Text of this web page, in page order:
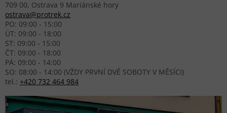
709 00, Ostrava 9 Mariánské hory
ostrava@protrek.cz
PO: 09:00 - 15:00
ÚT: 09:00 - 18:00
ST: 09:00 - 15:00
ČT: 09:00 - 18:00
PÁ: 09:00 - 14:00
SO: 08:00 - 14:00 (VŽDY PRVNÍ DVĚ SOBOTY V MĚSÍCI)
tel.: +420 732 464 984